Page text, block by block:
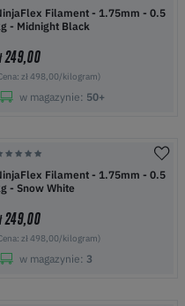
Filament - 1.75mm - 0.5
- Midnight Black
249,00
zł 498,00/kilogram)
w magazynie: 50+
Filament - 1.75mm - 0.5
- Snow White
249,00
zł 498,00/kilogram)
w magazynie: 3